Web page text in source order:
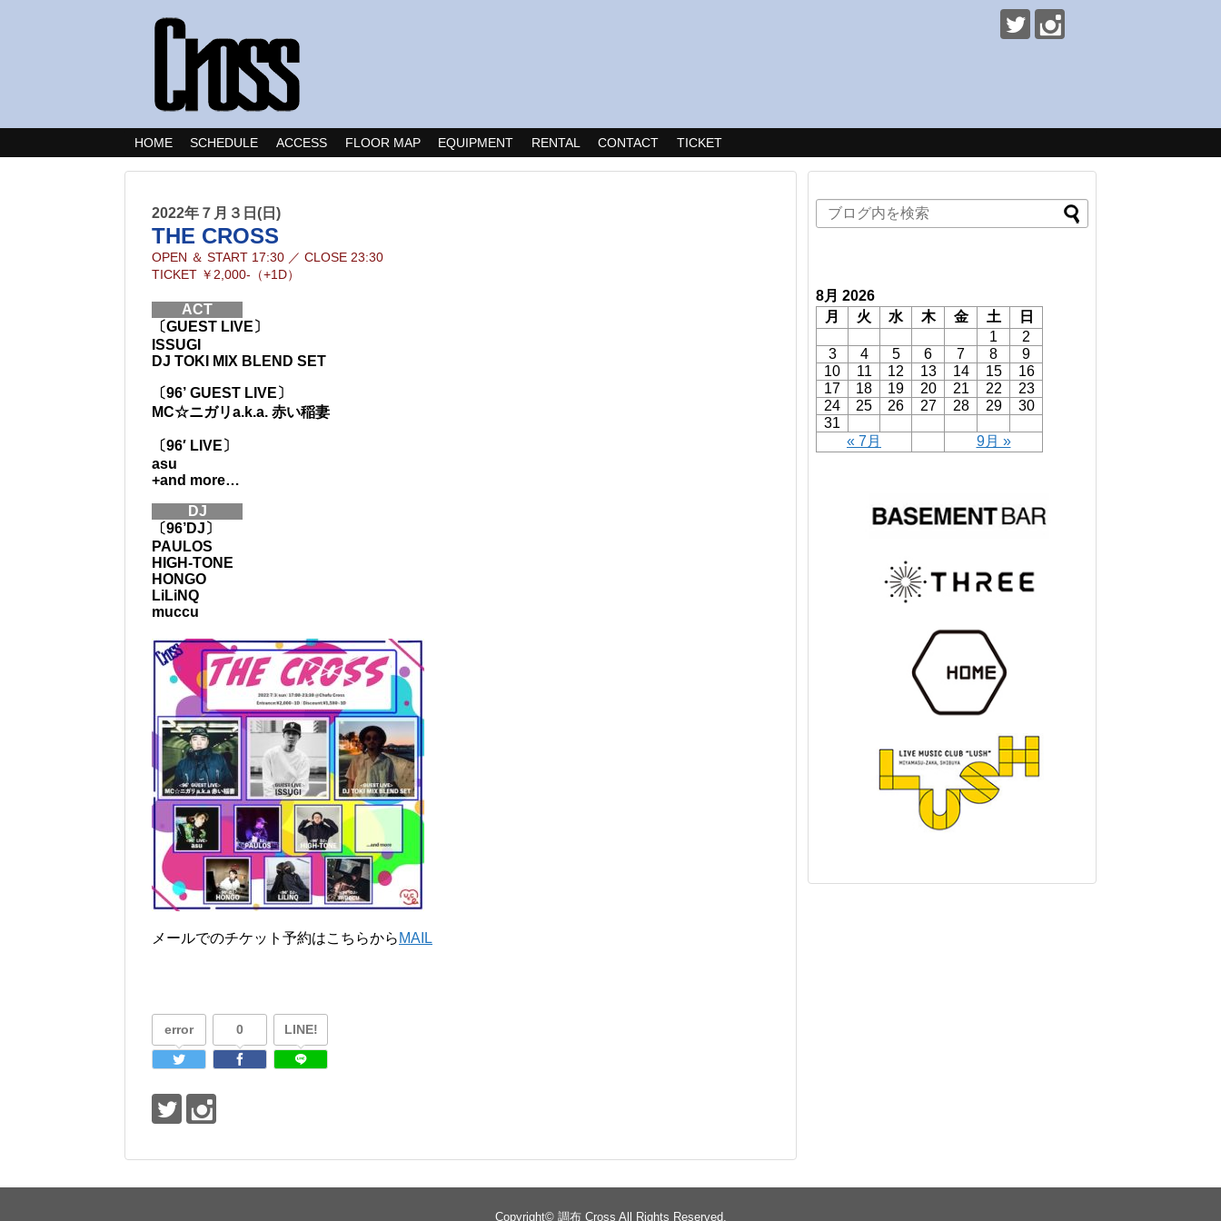
HOME SCHEDULE ACCESS FLOOR MAP EQUIPMENT RENTAL CONTACT TICKET
2022年７月３日(日)
THE CROSS
OPEN ＆ START 17:30 ／ CLOSE 23:30
TICKET ￥2,000-（+1D）
ACT
〔GUEST LIVE〕
ISSUGI
DJ TOKI MIX BLEND SET
〔96’ GUEST LIVE〕
MC☆ニガリa.k.a. 赤い稲妻
〔96′ LIVE〕
asu
+and more…
DJ
〔96’DJ〕
PAULOS
HIGH-TONE
HONGO
LiLiNQ
muccu
メールでのチケット予約はこちらから MAIL
error 0 LINE!
8月 2026
月
火 水 木 金 土
日
1
2
3
4 5 6 7 8
9
10
11 12 13 14 15
16
17
18 19 20 21 22
23
24
25 26 27 28 29
30
31
« 7月
9月 »
Copyright© 調布 Cross All Rights Reserved.